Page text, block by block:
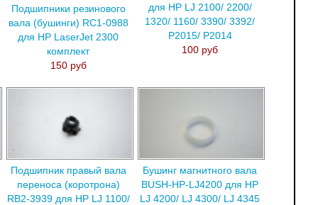
Подшипники резинового
вала (бушинги) RC1-0988
для HP LaserJet 2300
комплект
150 руб
для HP LJ 2100/ 2200/
1320/ 1160/ 3390/ 3392/
P2015/ P2014
100 руб
Подшипник правый вала
переноса (коротрона)
RB2-3939 для HP LJ 1100/
Бушинг магнитного вала
BUSH-HP-LJ4200 для HP
LJ 4200/ LJ 4300/ LJ 4345